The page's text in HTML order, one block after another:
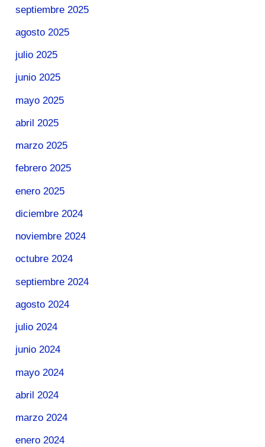
septiembre 2025
agosto 2025
julio 2025
junio 2025
mayo 2025
abril 2025
marzo 2025
febrero 2025
enero 2025
diciembre 2024
noviembre 2024
octubre 2024
septiembre 2024
agosto 2024
julio 2024
junio 2024
mayo 2024
abril 2024
marzo 2024
enero 2024